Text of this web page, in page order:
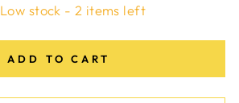
Low stock - 2 items left
ADD TO CART